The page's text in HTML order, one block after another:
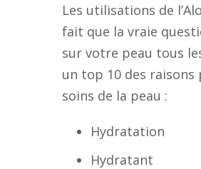
Les utilisations de
fait que la vraie
sur votre peau tous
un top 10 des
soins de la peau :
Hydratation
Hydratant